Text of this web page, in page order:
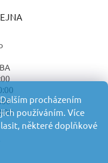
procházením
používáním. Více
některé doplňkové